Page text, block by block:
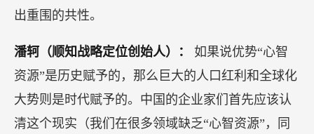
出重围的共性。
潘轲（顺知战略定位创始人）： 如果说优势“心智
资源”是历史赋予的，那么巨大的人口红利和全球化
大势则是时代赋予的。中国的企业家们首先应该认
清这个现实（我们在很多领域缺乏“心智资源”，同